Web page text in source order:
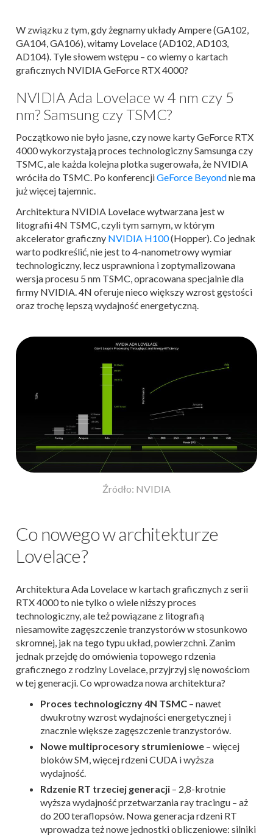
W związku z tym, gdy żegnamy układy Ampere (GA102,
GA104, GA106), witamy Lovelace (AD102, AD103,
AD104). Tyle słowem wstępu – co wiemy o kartach
graficznych NVIDIA GeForce RTX 4000?
NVIDIA Ada Lovelace w 4 nm czy 5
nm? Samsung czy TSMC?
Początkowo nie było jasne, czy nowe karty GeForce RTX
4000 wykorzystają proces technologiczny Samsunga czy
TSMC, ale każda kolejna plotka sugerowała, że NVIDIA
wróciła do TSMC. Po konferencjiGeForce Beyondnie ma
już więcej tajemnic.
Architektura NVIDIA Lovelace wytwarzana jest w
litografii 4N TSMC, czyli tym samym, w którym
akcelerator graficzny NVIDIA H100(Hopper). Co jednak
warto podkreślić, nie jest to 4-nanometrowy wymiar
technologiczny, lecz usprawniona i zoptymalizowana
wersja procesu 5 nm TSMC, opracowana specjalnie dla
firmy NVIDIA. 4N oferuje nieco większy wzrost gęstości
oraz trochę lepszą wydajność energetyczną.
Źródło: NVIDIA
Co nowego w architekturze
Lovelace?
Architektura Ada Lovelace w kartach graficznych z serii
RTX 4000 to nie tylko o wiele niższy proces
technologiczny, ale też powiązane z litografią
niesamowite zagęszczenie tranzystorów w stosunkowo
skromnej, jak na tego typu układ, powierzchni. Zanim
jednak przejdę do omówienia topowego rdzenia
graficznego z rodziny Lovelace, przyjrzyj się nowościom
w tej generacji. Co wprowadza nowa architektura?
Proces technologiczny 4N TSMC – nawet
dwukrotny wzrost wydajności energetycznej i
znacznie większe zagęszczenie tranzystorów.
Nowe multiprocesory strumieniowe – więcej
bloków SM, więcej rdzeni CUDA i wyższa
wydajność.
Rdzenie RT trzeciej generacji – 2,8-krotnie
wyższa wydajność przetwarzania ray tracingu – aż
do 200 teraflopsów. Nowa generacja rdzeni RT
wprowadza też nowe jednostki obliczeniowe: silniki